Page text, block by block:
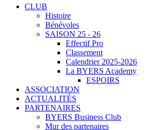
CLUB
Histoire
Bénévoles
SAISON 25 - 26
Effectif Pro
Classement
Calendrier 2025-2026
La BYERS Academy
ESPOIRS
ASSOCIATION
ACTUALITÉS
PARTENAIRES
BYERS Business Club
Mur des partenaires